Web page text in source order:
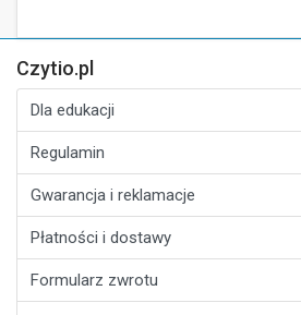
Czytio.pl
Dla edukacji
Regulamin
Gwarancja i reklamacje
Płatności i dostawy
Formularz zwrotu